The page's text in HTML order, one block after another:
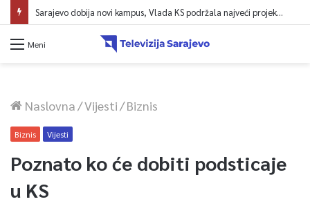
Sarajevo dobija novi kampus, Vlada KS podržala najveći projekt u historiji UNSA
Meni
Naslovna/Vijesti/Biznis
Biznis Vijesti
Poznato ko će dobiti podsticaje
u KS